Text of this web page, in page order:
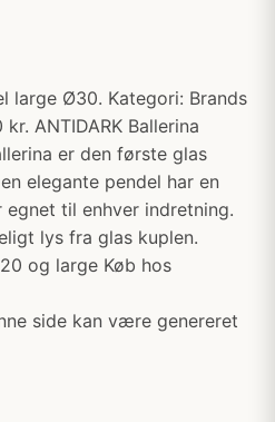
large Ø30. Kategori: Brands
ANTIDARK Ballerina
er den første glas
elegante pendel har en
til enhver indretning.
lys fra glas kuplen.
og large Køb hos
side kan være genereret